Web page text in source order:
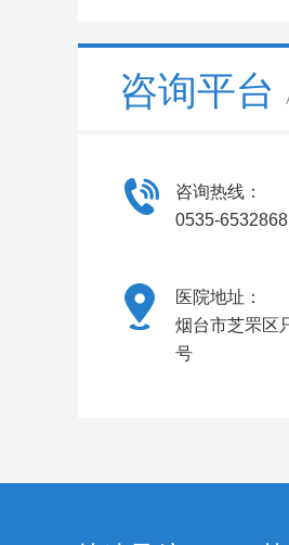
咨询平台
咨询热线：
0535-6532868
医院地址：
烟台市芝罘区
号